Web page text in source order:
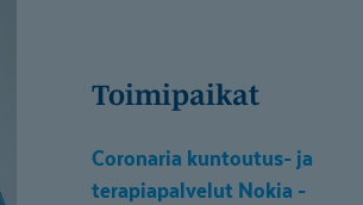
Toimipaikat
Coronaria kuntoutus- ja
terapiapalvelut Nokia -